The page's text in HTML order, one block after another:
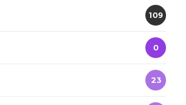
109
0
23